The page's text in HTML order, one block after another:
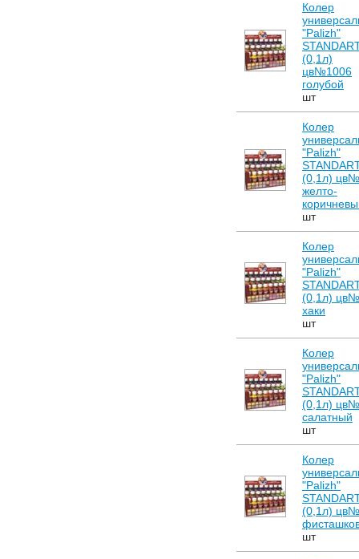
Колер
"Palizh"
(0,1л)
цв№1006
голубой
шт
Колер
"Palizh"
(0,1л)
желто-
шт
Колер
"Palizh"
(0,1л)
хаки
шт
Колер
"Palizh"
(0,1л)
салатный
шт
Колер
"Palizh"
(0,1л)
шт